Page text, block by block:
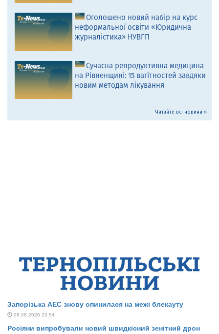
Оголошено новий набір на курс
неформальної освіти «Юридична
журналістика» НУВГП
Сучасна репродуктивна медицина
на Рівненщині: 15 вагітностей завдяки
новим методам лікування
Читайте всі новини »